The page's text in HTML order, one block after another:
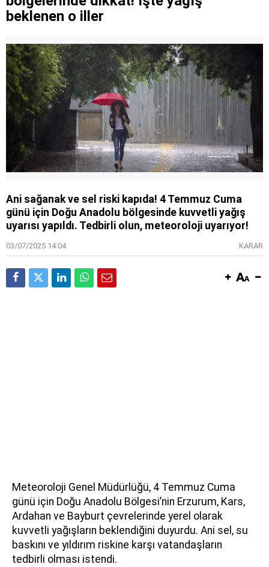
beklenen o iller
Ani sağanak ve sel riski kapıda! 4 Temmuz Cuma
günü için Doğu Anadolu bölgesinde kuvvetli yağış
uyarısı yapıldı. Tedbirli olun, meteoroloji uyarıyor!
03/07/2025 14:04 KARAR
Meteoroloji Genel Müdürlüğü, 4 Temmuz Cuma
günü için Doğu Anadolu Bölgesi’nin Erzurum, Kars,
Ardahan ve Bayburt çevrelerinde yerel olarak
kuvvetli yağışların beklendiğini duyurdu. Ani sel, su
baskını ve yıldırım riskine karşı vatandaşların
tedbirli olması istendi.